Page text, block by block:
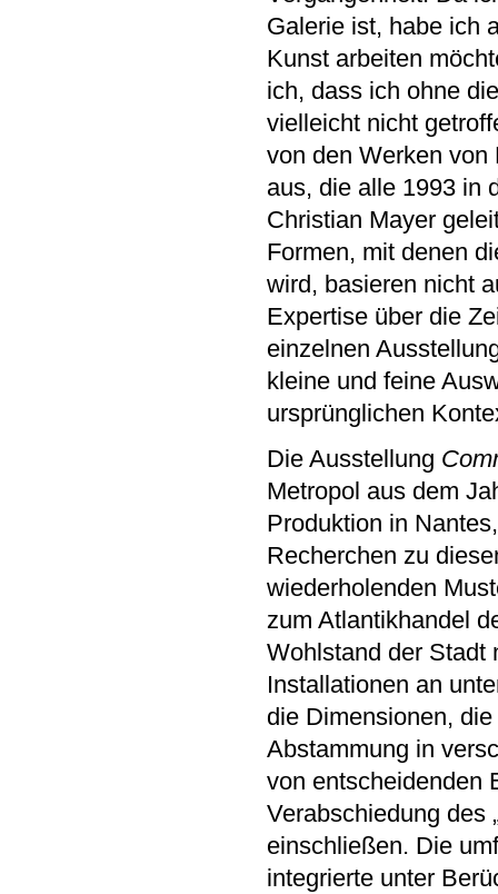
Galerie ist, habe ich
Kunst arbeiten
ich, dass ich ohne
vielleicht nicht
von den Werken
aus, die alle 1993 in
Christian Mayer
Formen, mit denen
wird, basieren nicht
Expertise über die
einzelnen
kleine und feine
ursprünglichen
Die Ausstellung
Metropol aus dem
Produktion in
Recherchen zu
wiederholenden
zum Atlantikhandel
Wohlstand der Stadt
Installationen an
die Dimensionen,
Abstammung in
von entscheidenden
Verabschiedung des
einschließen. Die
integrierte unter